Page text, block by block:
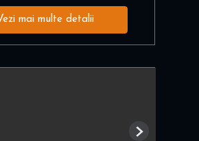
mai multe detalii
Next